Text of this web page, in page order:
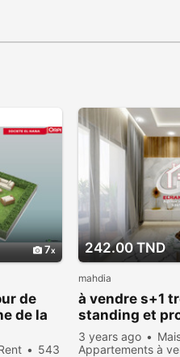
7
de
de la
543
242.00 TND
mahdia
à vendre s+1
standing et
plage
3 years ago
Appartements à